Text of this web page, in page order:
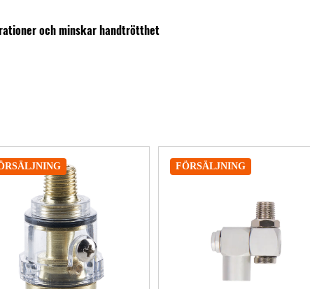
och minskar handtrötthet
FÖRSÄLJNING FÖRSÄLJNING